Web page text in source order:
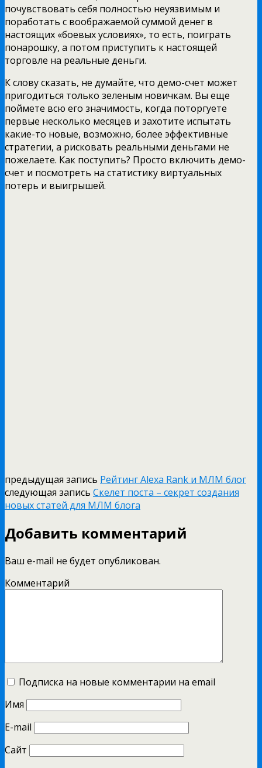
почувствовать себя полностью неуязвимым и
поработать с воображаемой суммой денег в
настоящих «боевых условиях», то есть, поиграть
понарошку, а потом приступить к настоящей
торговле на реальные деньги.
К слову сказать, не думайте, что демо-счет может
пригодиться только зеленым новичкам. Вы еще
поймете всю его значимость, когда поторгуете
первые несколько месяцев и захотите испытать
какие-то новые, возможно, более эффективные
стратегии, а рисковать реальными деньгами не
пожелаете. Как поступить? Просто включить демо-
счет и посмотреть на статистику виртуальных
потерь и выигрышей.
предыдущая запись Рейтинг Alexa Rank и МЛМ блог
следующая запись Скелет поста – секрет создания
новых статей для МЛМ блога
Добавить комментарий
Ваш e-mail не будет опубликован.
Комментарий
Подписка на новые комментарии на email
Имя
E-mail
Сайт